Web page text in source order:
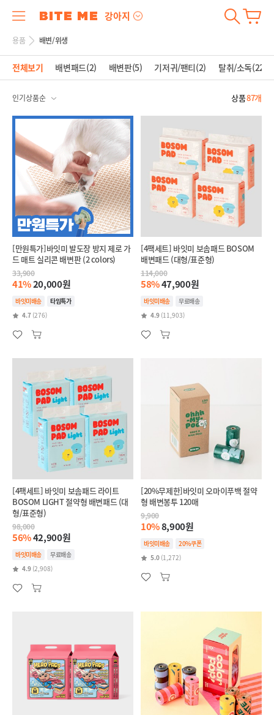
강아지
용품 배변/위생
전체보기 배변패드(2) 배변판(5) 기저귀/팬티(2) 탈취/소독(22)
상품87개
[만원특가]바잇미 발도장 방지 제로 가
드 매트 실리콘 배변판 (2 colors)
33,900
41%20,000원
바잇미배송
타임특가
4.7 (276)
[4팩세트] 바잇미 보솜패드 BOSOM
배변패드 (대형/표준형)
114,000
58%47,900원
바잇미배송
무료배송
4.9 (11,903)
[4팩세트] 바잇미 보솜패드 라이트
BOSOM LIGHT 절약형 배변패드 (대
형/표준형)
98,000
56%42,900원
바잇미배송
무료배송
4.9 (2,908)
[20%무제한]바잇미 오마이푸백 절약
형 배변봉투 120매
9,900
10%8,900원
바잇미배송
20%쿠폰
5.0 (1,272)